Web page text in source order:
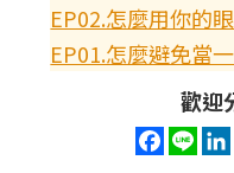
EP02.怎麼用你的
EP01.怎麼避免當
歡迎